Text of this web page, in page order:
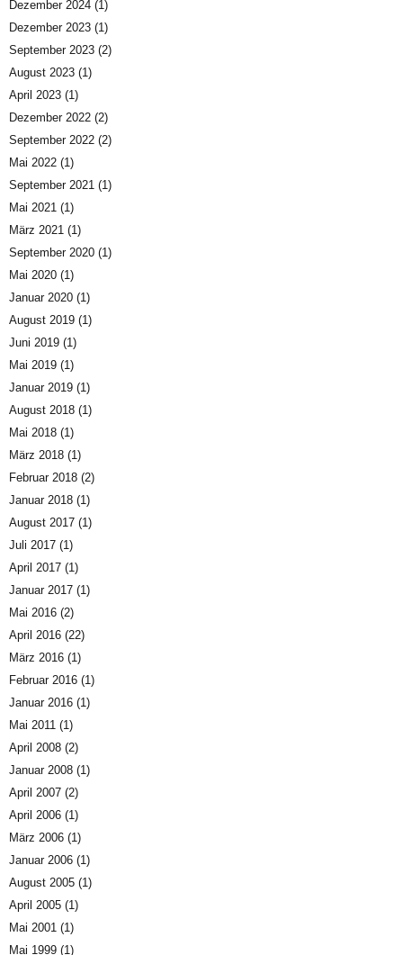
Dezember 2024 (1)
Dezember 2023 (1)
September 2023 (2)
August 2023 (1)
April 2023 (1)
Dezember 2022 (2)
September 2022 (2)
Mai 2022 (1)
September 2021 (1)
Mai 2021 (1)
März 2021 (1)
September 2020 (1)
Mai 2020 (1)
Januar 2020 (1)
August 2019 (1)
Juni 2019 (1)
Mai 2019 (1)
Januar 2019 (1)
August 2018 (1)
Mai 2018 (1)
März 2018 (1)
Februar 2018 (2)
Januar 2018 (1)
August 2017 (1)
Juli 2017 (1)
April 2017 (1)
Januar 2017 (1)
Mai 2016 (2)
April 2016 (22)
März 2016 (1)
Februar 2016 (1)
Januar 2016 (1)
Mai 2011 (1)
April 2008 (2)
Januar 2008 (1)
April 2007 (2)
April 2006 (1)
März 2006 (1)
Januar 2006 (1)
August 2005 (1)
April 2005 (1)
Mai 2001 (1)
Mai 1999 (1)